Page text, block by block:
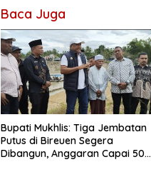
Baca Juga
Bupati Mukhlis: Tiga Jembatan
Putus di Bireuen Segera
Dibangun, Anggaran Capai 500